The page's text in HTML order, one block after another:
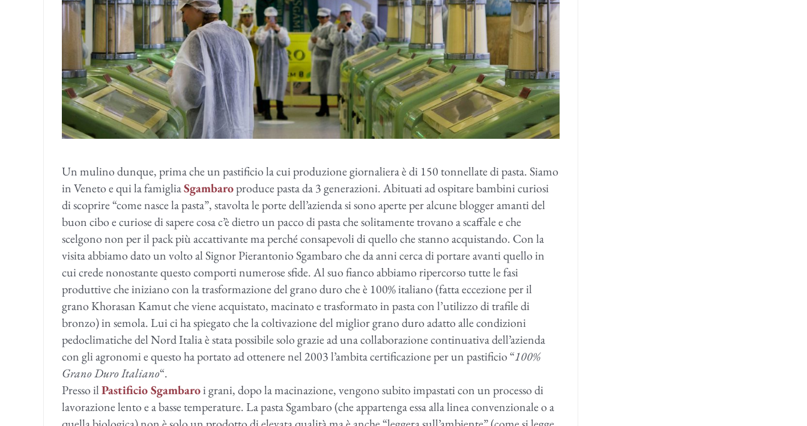
Un mulino dunque, prima che un pastificio la cui produzione giornaliera è di 150 tonnellate di pasta. Siamo
in Veneto e qui la famigliaSgambaroproduce pasta da 3 generazioni. Abituati ad ospitare bambini curiosi
di scoprire “come nasce la pasta”, stavolta le porte dell’azienda si sono aperte per alcune blogger amanti del
buon cibo e curiose di sapere cosa c’è dietro un pacco di pasta che solitamente trovano a scaffale e che
scelgono non per il pack più accattivante ma perché consapevoli di quello che stanno acquistando. Con la
visita abbiamo dato un volto al Signor Pierantonio Sgambaro che da anni cerca di portare avanti quello in
cui crede nonostante questo comporti numerose sfide. Al suo fianco abbiamo ripercorso tutte le fasi
produttive che iniziano con la trasformazione del grano duro che è 100% italiano (fatta eccezione per il
grano Khorasan Kamut che viene acquistato, macinato e trasformato in pasta con l’utilizzo di trafile di
bronzo) in semola. Lui ci ha spiegato che la coltivazione del miglior grano duro adatto alle condizioni
pedoclimatiche del Nord Italia è stata possibile solo grazie ad una collaborazione continuativa dell’azienda
con gli agronomi e questo ha portato ad ottenere nel 2003 l’ambita certificazione per un pastificio “100%
Grano Duro Italiano“.
Presso ilPastificio Sgambaroi grani, dopo la macinazione, vengono subito impastati con un processo di
lavorazione lento e a basse temperature. La pasta Sgambaro (che appartenga essa alla linea convenzionale o a